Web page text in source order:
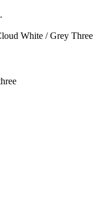
White / Grey Three